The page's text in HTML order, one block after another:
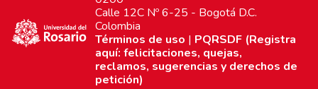
Calle 12C Nº 6-25 - Bogotá D.C.
Colombia
Términos de uso | PQRSDF (Registra
aquí: felicitaciones, quejas,
reclamos, sugerencias y derechos de
petición)